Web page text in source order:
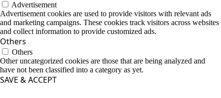
Advertisement
Advertisement cookies are used to provide visitors with relevant ads
and marketing campaigns. These cookies track visitors across websites
and collect information to provide customized ads.
Others
Others
Other uncategorized cookies are those that are being analyzed and
have not been classified into a category as yet.
SAVE & ACCEPT